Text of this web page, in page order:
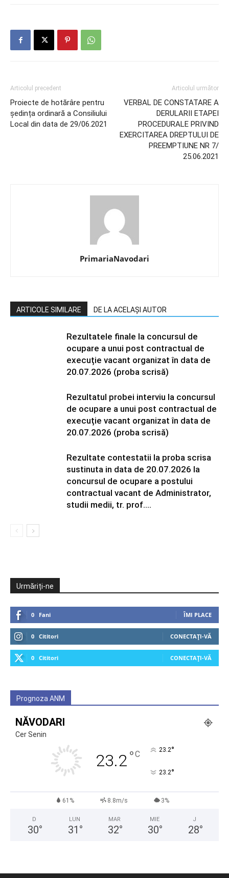
Articolul precedent
Proiecte de hotărâre pentru
ședința ordinară a Consiliului
Local din data de 29/06.2021
Articolul următor
VERBAL DE CONSTATARE A
DERULARII ETAPEI
PROCEDURALE PRIVIND
EXERCITAREA DREPTULUI DE
PREEMPTIUNE NR 7/
25.06.2021
PrimariaNavodari
ARTICOLE SIMILARE DE LA ACELAȘI AUTOR
Rezultatele finale la concursul de
ocupare a unui post contractual de
execuție vacant organizat în data de
20.07.2026 (proba scrisă)
Rezultatul probei interviu la concursul
de ocupare a unui post contractual de
execuție vacant organizat în data de
20.07.2026 (proba scrisă)
Rezultate contestatii la proba scrisa
sustinuta in data de 20.07.2026 la
concursul de ocupare a postului
contractual vacant de Administrator,
studii medii, tr. prof....
Urmăriți-ne
0 Fani ÎMI PLACE
0 Cititori CONECTAȚI-VĂ
0 Cititori CONECTAȚI-VĂ
Prognoza ANM
NĂVODARI
Cer Senin
23.2°C 23.2°
23.2°
61% 8.8m/s 3%
D
30°
LUN
31 °
MAR
32°
MIE
30°
J
28°